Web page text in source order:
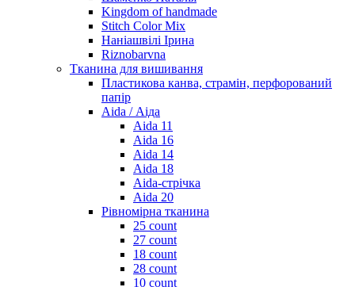
Kingdom of handmade
Stitch Color Mix
Наніашвілі Ірина
Riznobarvna
Тканина для вишивання
Пластикова канва, страмін, перфорований
папір
Aida / Аіда
Aida 11
Aida 16
Aida 14
Aida 18
Aida-стрічка
Aida 20
Рівномірна тканина
25 count
27 count
18 count
28 count
10 count